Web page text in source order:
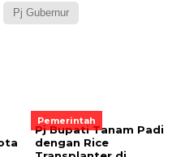
Pj Gubernur
Pemerintah
Pj Bupati Tanam Padi
dengan Rice